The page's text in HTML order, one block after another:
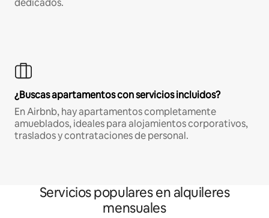
dedicados.
¿Buscas apartamentos con servicios incluidos?
En Airbnb, hay apartamentos completamente
amueblados, ideales para alojamientos corporativos,
traslados y contrataciones de personal.
Servicios populares en alquileres
mensuales